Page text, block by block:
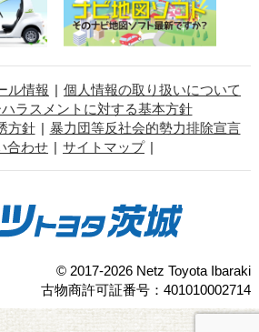
ル情報
個人情報の取り扱いについて
ラスメントに対する基本方針
方針
暴力団等反社会的勢力排除宣言
合わせ
サイトマップ
© 2017-2026 Netz Toyota Ibaraki
古物商許可証番号：401010002714